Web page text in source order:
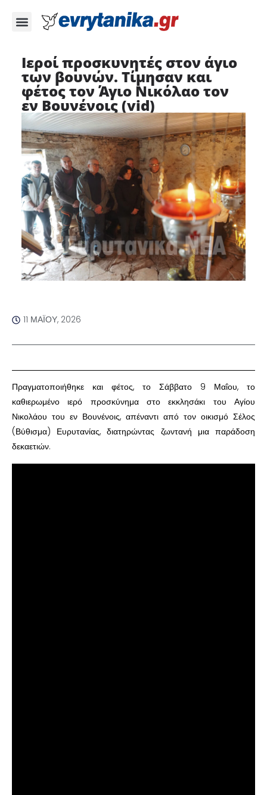
Ιεροί προσκυνητές στον άγιο
των βουνών. Τίμησαν και
φέτος τον Άγιο Νικόλαο τον
εν Βουνένοις (vid)
11 ΜΑΪ́ΟΥ, 2026
Πραγματοποιήθηκε και φέτος, το Σάββατο 9 Μαΐου, το
καθιερωμένο ιερό προσκύνημα στο εκκλησάκι του Αγίου
Νικολάου του εν Βουνένοις, απέναντι από τον οικισμό Σέλος
(Βύθισμα) Ευρυτανίας, διατηρώντας ζωντανή μια παράδοση
δεκαετιών.